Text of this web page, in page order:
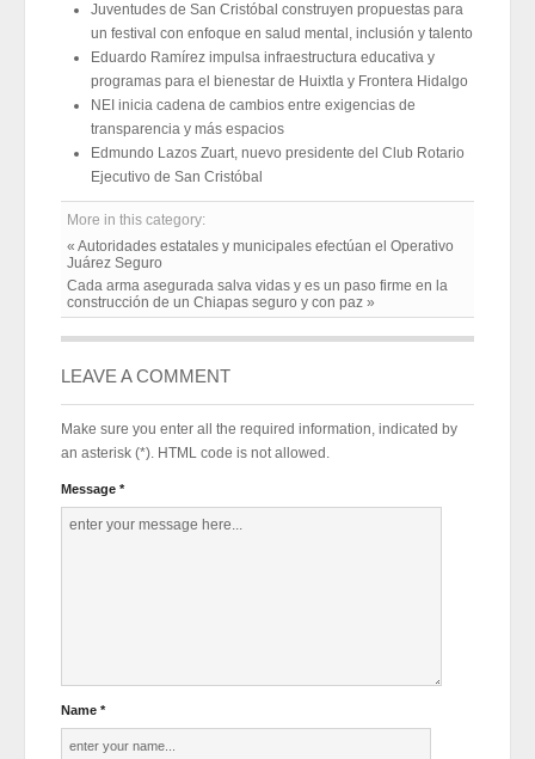
Juventudes de San Cristóbal construyen propuestas para
un festival con enfoque en salud mental, inclusión y talento
Eduardo Ramírez impulsa infraestructura educativa y
programas para el bienestar de Huixtla y Frontera Hidalgo
NEI inicia cadena de cambios entre exigencias de
transparencia y más espacios
Edmundo Lazos Zuart, nuevo presidente del Club Rotario
Ejecutivo de San Cristóbal
More in this category:
« Autoridades estatales y municipales efectúan el Operativo
Juárez Seguro
Cada arma asegurada salva vidas y es un paso firme en la
construcción de un Chiapas seguro y con paz »
LEAVE A COMMENT
Make sure you enter all the required information, indicated by
an asterisk (*). HTML code is not allowed.
Message *
Name *